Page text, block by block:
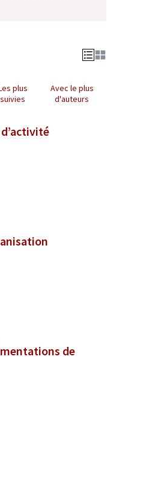
plus
suivies
Avec le plus
d'auteurs
de